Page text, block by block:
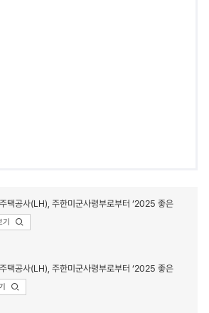
택공사(LH), 주한미군사령부로부터 ‘2025 좋은
택공사(LH), 주한미군사령부로부터 ‘2025 좋은